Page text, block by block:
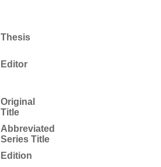
Thesis
Editor
Original
Title
Abbreviated
Series Title
Edition